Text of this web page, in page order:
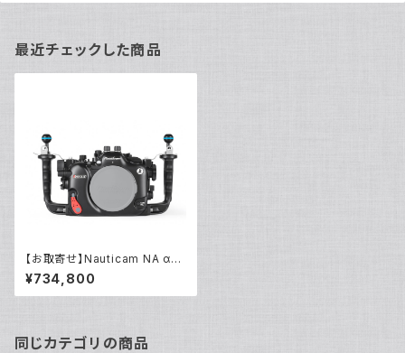
最近チェックした商品
【お取寄せ】Nauticam NA α1II
[10568]
¥734,800
同じカテゴリの商品